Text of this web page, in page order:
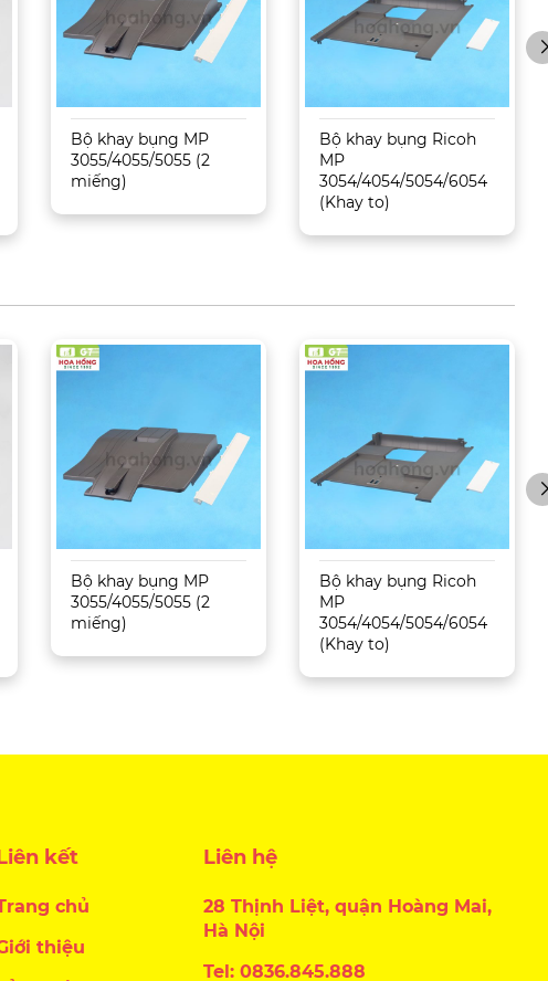
Bộ khay bụng MP
3055/4055/5055 (2
miếng)
Bộ khay bụng Ricoh
MP
3054/4054/5054/6054
(Khay to)
Bộ khay bụng MP
3055/4055/5055 (2
miếng)
Bộ khay bụng Ricoh
MP
3054/4054/5054/6054
(Khay to)
kết
chủ
thiệu
Liên hệ
28 Thịnh Liệt, quận Hoàng Mai,
Hà Nội
Tel: 0836.845.888